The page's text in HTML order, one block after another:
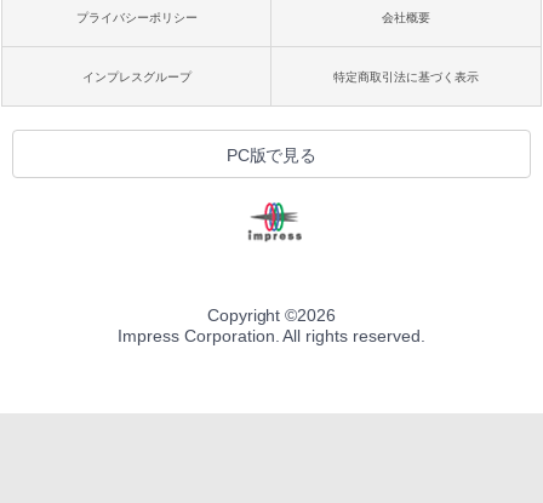
プライバシーポリシー 会社概要
インプレスグループ 特定商取引法に基づく表示
PC版で見る
Copyright ©2026
Impress Corporation. All rights reserved.